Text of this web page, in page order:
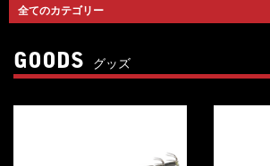
GOODS グッズ